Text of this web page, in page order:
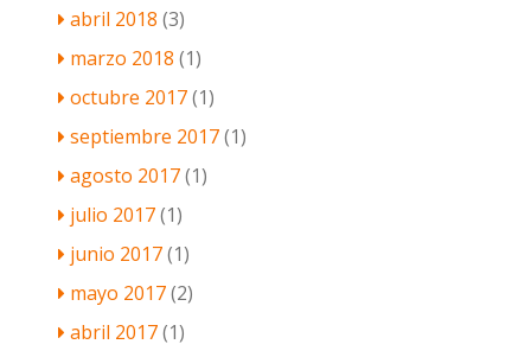
abril 2018 (3)
marzo 2018 (1)
octubre 2017(1)
septiembre 2017(1)
agosto 2017(1)
julio 2017(1)
junio 2017(1)
mayo 2017(2)
abril 2017(1)